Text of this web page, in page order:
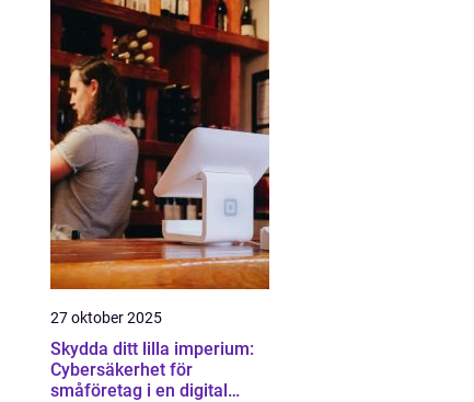
27 oktober 2025
Skydda ditt lilla imperium:
Cybersäkerhet för
småföretag i en digital